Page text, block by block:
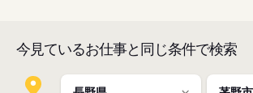
今見ているお仕事と同じ条件で検索